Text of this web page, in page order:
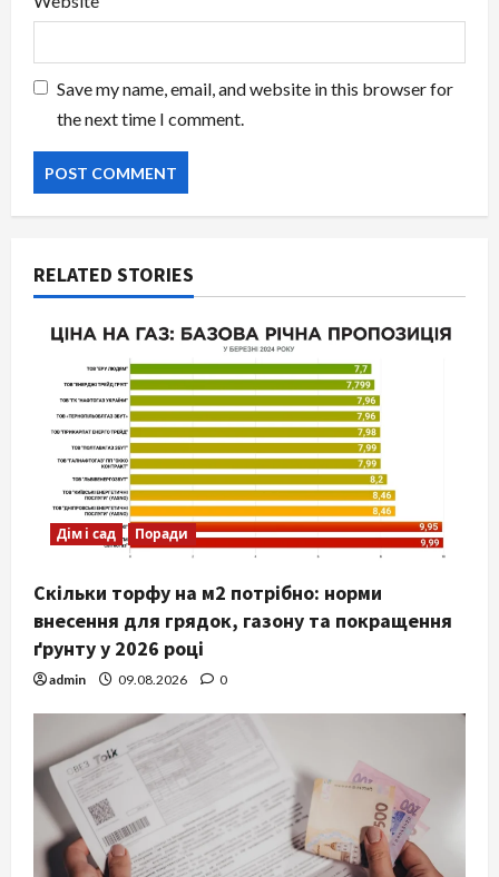
Save my name, email, and website in this browser for
the next time I comment.
RELATED STORIES
Дім і сад Поради
Скільки торфу на м2 потрібно: норми
внесення для грядок, газону та покращення
ґрунту у 2026 році
admin 09.08.2026 0